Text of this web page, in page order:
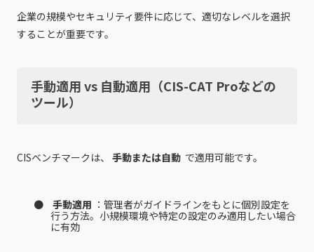
企業の規模やセキュリティ要件に応じて、適切なレベルを選択
することが重要です。
手動適用 vs 自動適用（CIS-CAT Proなどの
ツール）
CISベンチマークは、 手動または自動 で適用可能です。
手動適用 ：管理者がガイドラインをもとに個別設定を
行う方法。小規模環境や特定の設定のみ適用したい場合
に有効